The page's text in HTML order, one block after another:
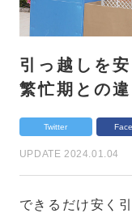
引っ越しを
繁忙期との
Twitter
UPDATE 2024.01.04
できるだけ安く